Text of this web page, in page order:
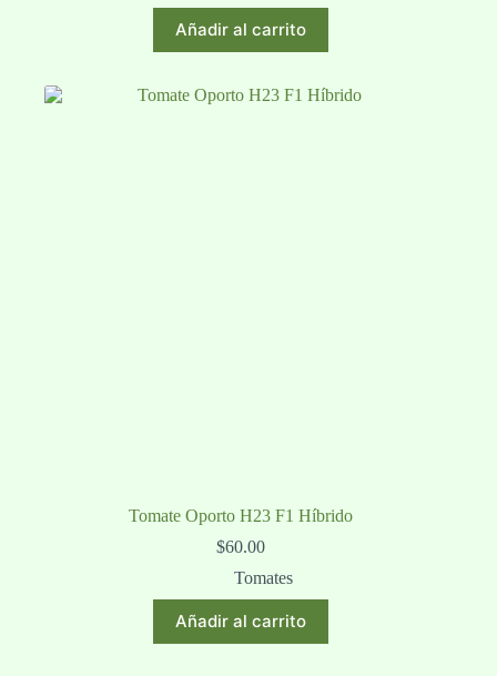
Añadir al carrito
Tomate Oporto H23 F1 Híbrido
$60.00
Tomates
Añadir al carrito